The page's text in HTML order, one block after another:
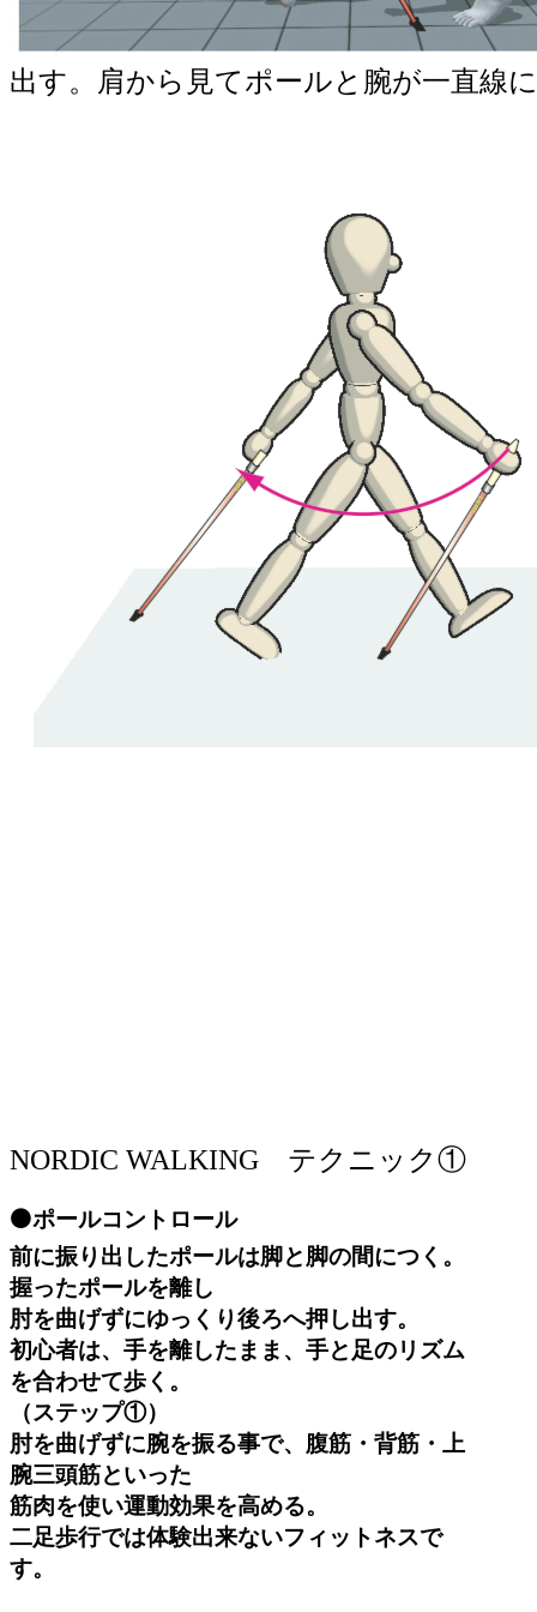
出す。肩から見てポールと腕が一直線
NORDIC WALKING テクニック①
⚫️ポールコントロール
前に振り出したポールは脚と脚の間につく。
握ったポールを離し
肘を曲げずにゆっくり後ろへ押し出す。
初心者は、手を離したまま、手と足のリズム
を合わせて歩く。
（ステップ①）
肘を曲げずに腕を振る事で、腹筋・背筋・上
腕三頭筋といった
筋肉を使い運動効果を高める。
二足歩行では体験出来ないフィットネスで
す。